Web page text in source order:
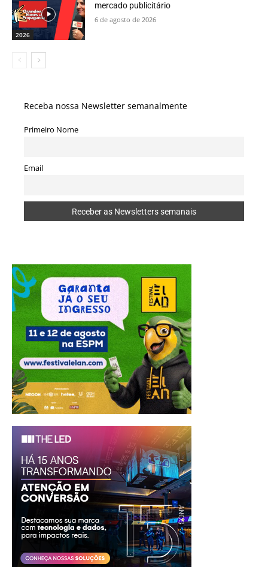
2026
mercado publicitário
6 de agosto de 2026
Receba nossa Newsletter semanalmente
Primeiro Nome
Email